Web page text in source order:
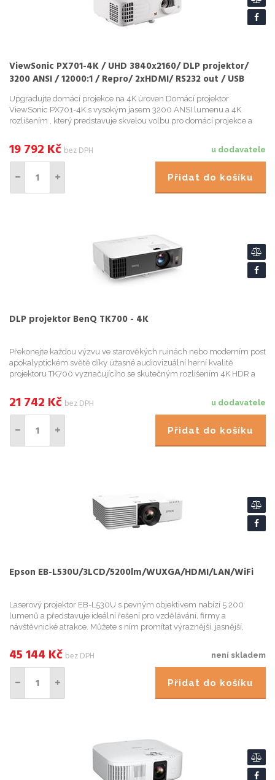
ViewSonic PX701-4K / UHD 3840x2160/ DLP projektor/
3200 ANSI / 12000:1 / Repro/ 2xHDMI/ RS232 out / USB
Upgradujte domácí projekce na 4K úroven Domácí projektor
ViewSonic PX701-4K s vysokým jasem 3200 ANSI lumenu a 4K
rozlišením , který predstavuje skvelou volbu pro domácí projekce a
podporuje ...
u dodavatele
19 792 Kč bez DPH
Přidat do košíku
DLP projektor BenQ TK700 - 4K
Překonejte každou výzvu ve starověkých ruinách nebo moderním post
apokalyptickém světě díky úžasné audiovizuální herní kvalitě
projektoru TK700 vyznačujícího se skutečným rozlišením 4K HDR a
u dodavatele
21 742 Kč bez DPH
Přidat do košíku
Epson EB-L530U/3LCD/5200lm/WUXGA/HDMI/LAN/WiFi
Laserový projektor EB-L530U s pevným objektivem nabízí 5 200
lumenů a představuje ideální řešení pro vzdělávání, firmy a
návštěvnické atrakce. Můžete s ním promítat výraznější, jasnější,
není skladem
45 144 Kč bez DPH
Přidat do košíku